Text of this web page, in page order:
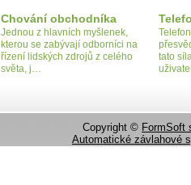
Chování obchodníka
Jednou z hlavních myšlenek,
kterou se zabývají odborníci na
řízení lidských zdrojů z celého
světa, j…
tato
Copyright © FormSoft
Automatické závlahové